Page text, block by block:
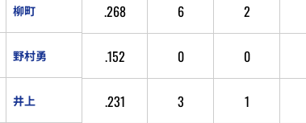
柳町 .268 6 2
野村勇 .152 0 0
井上 .231 3 1